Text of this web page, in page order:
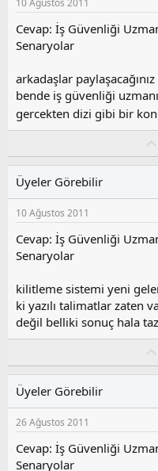
Cevap: İş Güvenliği
Senaryolar
arkadaşlar
bende iş güvenliği
gercekten dizi gibi bir
Üyeler Görebilir
10 Ağustos 2011
Cevap: İş Güvenliği
Senaryolar
kilitleme sistemi yeni
ki yazılı talimatlar zaten
değil belliki sonuç hala
Üyeler Görebilir
26 Ağustos 2011
Cevap: İş Güvenliği
Senaryolar